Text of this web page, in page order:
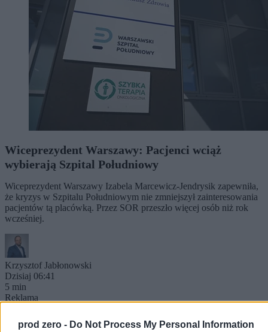
prod zero - Do Not Process My Personal Information
Wiceprezydent Warszawy: Pacjenci wciąż
wybierają Szpital Południowy
Wiceprezydent Warszawy Izabela Marcewicz-Jendrysik zapewniła,
że kryzys w Szpitalu Południowym nie zmniejszył zainteresowania
pacjentów tą placówką. Przez SOR przeszło więcej osób niż rok
wcześniej.
Krzysztof Jabłonowski
Dzisiaj 06:41
5 min
Reklama